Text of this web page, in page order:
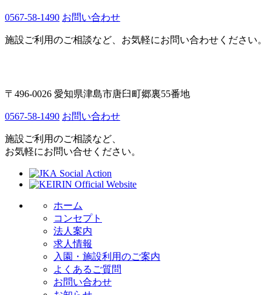
0567-58-1490 お問い合わせ
施設ご利用のご相談など、お気軽にお問い合わせください。
〒496-0026 愛知県津島市唐臼町郷裏55番地
0567-58-1490 お問い合わせ
施設ご利用のご相談など、
お気軽にお問い合せください。
ホーム
コンセプト
法人案内
求人情報
入園・施設利用のご案内
よくあるご質問
お問い合わせ